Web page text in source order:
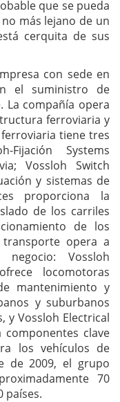
que se pueda
más lejano de un
cerquita de sus
con sede en
el suministro de
La compañía opera
ferroviaria y
tiene tres
Fijación Systems
Vossloh Switch
y sistemas de
proporciona la
de los carriles
de los
opera a
Vossloh
locomotoras
mantenimiento y
y suburbanos
y Vossloh Electrical
clave
los vehículos de
de 2009, el grupo
70
países.